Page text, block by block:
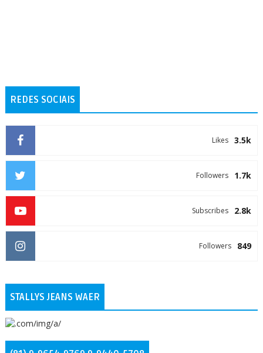
REDES SOCIAIS
3.5k
Likes
1.7k
Followers
2.8k
Subscribes
849
Followers
STALLYS JEANS WAER